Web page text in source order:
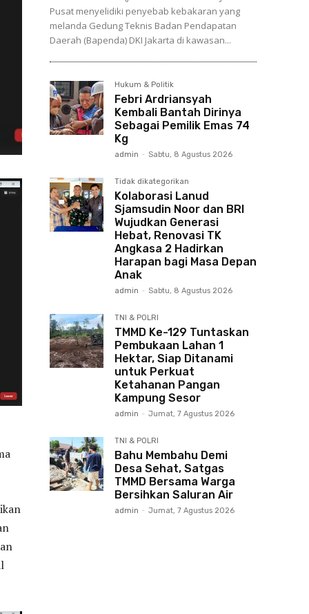
Pusat menyelidiki penyebab kebakaran yang
melanda Gedung Teknis Badan Pendapatan
Daerah (Bapenda) DKI Jakarta di kawasan...
Hukum & Politik
Febri Ardriansyah
Kembali Bantah Dirinya
Sebagai Pemilik Emas 74
Kg
admin - Sabtu, 8 Agustus 2026
Tidak dikategorikan
Kolaborasi Lanud
Sjamsudin Noor dan BRI
Wujudkan Generasi
Hebat, Renovasi TK
Angkasa 2 Hadirkan
Harapan bagi Masa Depan
Anak
admin - Sabtu, 8 Agustus 2026
TNI & POLRI
TMMD Ke-129 Tuntaskan
Pembukaan Lahan 1
Hektar, Siap Ditanami
untuk Perkuat
Ketahanan Pangan
Kampung Sesor
admin - Jumat, 7 Agustus 2026
TNI & POLRI
Bahu Membahu Demi
Desa Sehat, Satgas
TMMD Bersama Warga
Bersihkan Saluran Air
admin - Jumat, 7 Agustus 2026